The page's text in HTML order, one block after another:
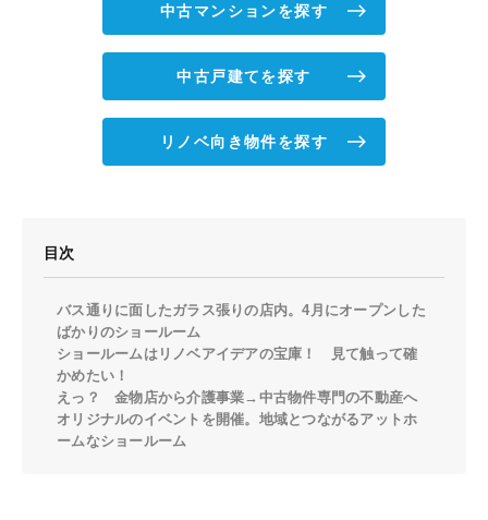
中古マンションを探す
中古戸建てを探す
リノベ向き物件を探す
目次
バス通りに面したガラス張りの店内。4月にオープンした
ばかりのショールーム
ショールームはリノベアイデアの宝庫！ 見て触って確
かめたい！
えっ？ 金物店から介護事業→中古物件専門の不動産へ
オリジナルのイベントを開催。地域とつながるアットホ
ームなショールーム